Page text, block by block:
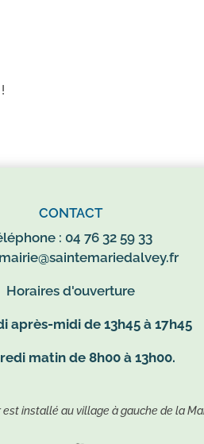
CONTACT
: 04 76 32 59 33
mairie@saintemariedalvey.fr
Horaires d'ouverture
après-midi de 13h45 à 17h45
matin de 8h00 à 13h00.
installé au village à gauche de la